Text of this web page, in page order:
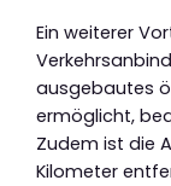
Ein weiterer
ausgebautes
ermöglicht,
Zudem ist die
Kilometer